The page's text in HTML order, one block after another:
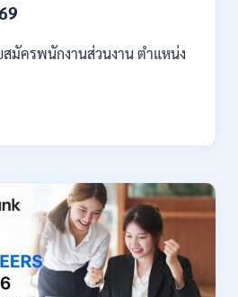
มัครพนักงานส่วนงาน ตำแหน่ง
าลัย